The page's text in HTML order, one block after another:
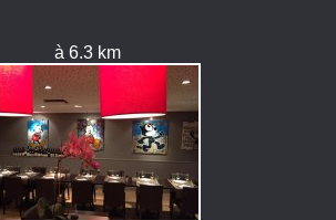
à 6.3 km